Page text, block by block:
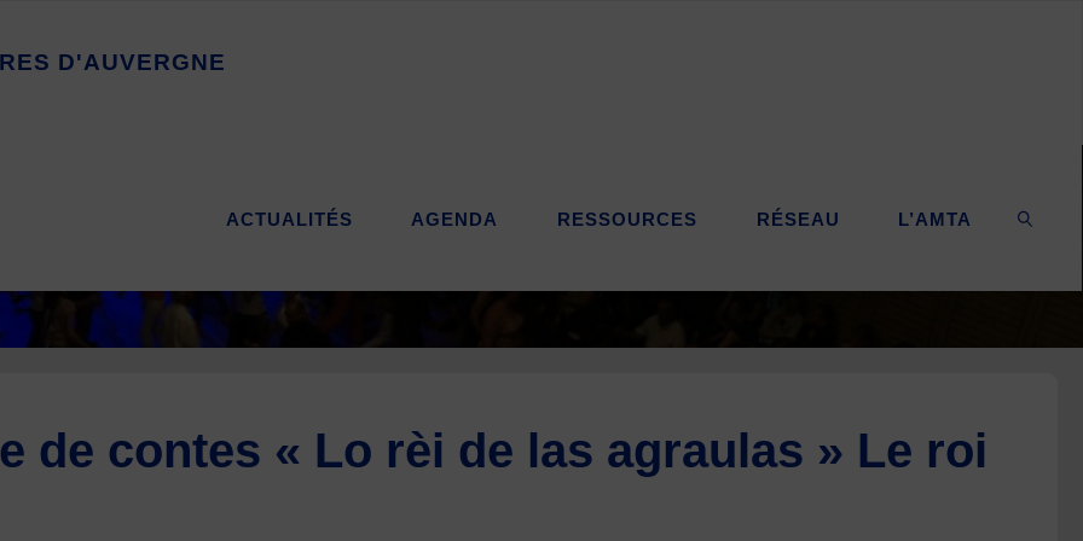
RES D'AUVERGNE
ACTUALITÉS AGENDA RESSOURCES RÉSEAU L’AMTA
de contes « Lo rèi de las agraulas » Le roi